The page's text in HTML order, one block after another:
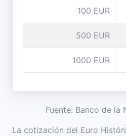
100 EUR
500 EUR
1000 EUR
Fuente: Banco de la
La cotización del Euro